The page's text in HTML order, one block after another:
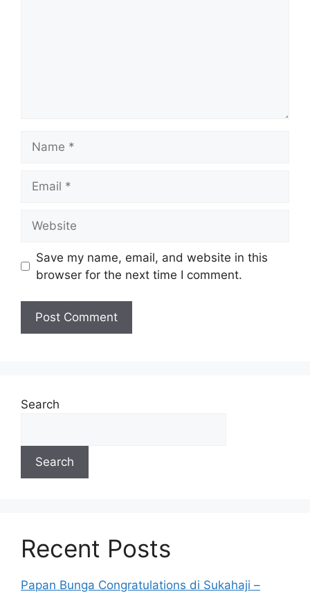
Save my name, email, and website in this
browser for the next time I comment.
Search
Search
Recent Posts
Papan Bunga Congratulations di Sukahaji –